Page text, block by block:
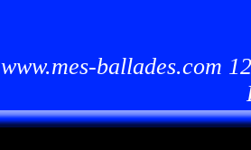
www.mes-ballades.com